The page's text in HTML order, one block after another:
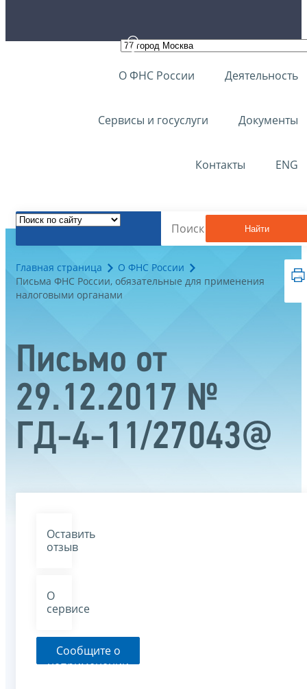
О ФНС России Деятельность
Сервисы и госуслуги Документы
Контакты ENG
Найти
Главная страница
О ФНС России
Письма ФНС России, обязательные для применения
налоговыми органами
Письмо от
29.12.2017 №
ГД-4-11/27043@
Оставить
отзыв
О
сервисе
Сообщите о
неприменении